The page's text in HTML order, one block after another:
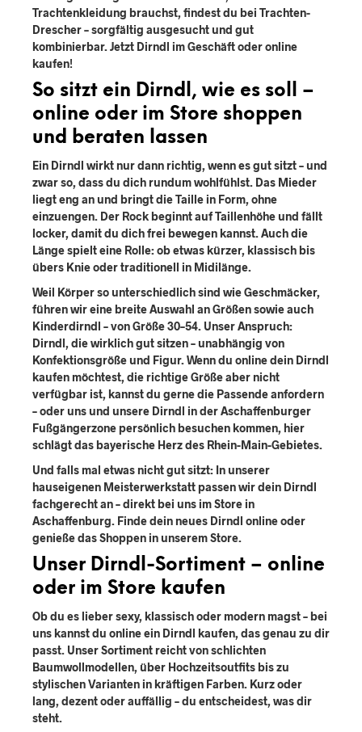
Trachtenkleidung brauchst, findest du bei Trachten-
Drescher – sorgfältig ausgesucht und gut
kombinierbar. Jetzt Dirndl im Geschäft oder online
kaufen!
So sitzt ein Dirndl, wie es soll –
online oder im Store shoppen
und beraten lassen
Ein Dirndl wirkt nur dann richtig, wenn es gut sitzt – und
zwar so, dass du dich rundum wohlfühlst. Das Mieder
liegt eng an und bringt die Taille in Form,ohne
einzuengen. Der Rock beginnt auf Taillenhöhe und fällt
locker, damit du dichfrei bewegen kannst. Auch die
Länge spielt eine Rolle: ob etwas kürzer, klassisch bis
übers Knie oder traditionell in Midilänge.
Weil Körper so unterschiedlich sind wie Geschmäcker,
führen wir eine breite Auswahl an Größensowieauch
Kinderdirndl –von Größe 30–54. Unser Anspruch:
Dirndl, die wirklich gut sitzen – unabhängig von
Konfektionsgröße und Figur. Wenn du online dein Dirndl
kaufen möchtest, die richtige Größe aber nicht
verfügbar ist, kannst du gerne die Passende anfordern
– oder uns und unsere Dirndl in der Aschaffenburger
Fußgängerzone persönlich besuchen kommen, hier
schlägt das bayerische Herz des Rhein-Main-Gebietes.
Und falls mal etwas nicht gut sitzt: In unserer
hauseigenen Meisterwerkstatt passen wir dein Dirndl
fachgerecht an – direkt bei uns im Store in
Aschaffenburg. Finde dein neues Dirndl online oder
genieße das Shoppen in unserem Store.
Unser Dirndl-Sortiment – online
oder im Store kaufen
Ob du es lieber sexy, klassisch oder modern magst – bei
uns kannst du online ein Dirndl kaufen, das genau zu dir
passt. Unser Sortiment reichtvon schlichten
Baumwollmodellen, über Hochzeitsoutfits bis zu
stylischen Varianten in kräftigen Farben. Kurz oder
lang, dezent oder auffällig – du entscheidest, was dir
steht.